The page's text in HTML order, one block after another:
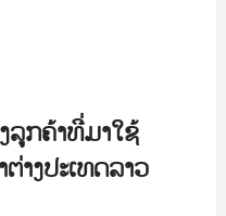
ລູກຄ້າທີ່ມາໃຊ້
າງປະເທດລາວ